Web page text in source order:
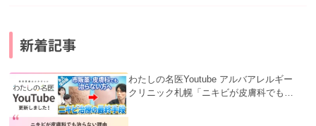
新着記事
わたしの名医Youtube アルバアレルギー
クリニック札幌「ニキビが皮膚科でも治
療を医師が解説」を公開いたしました。